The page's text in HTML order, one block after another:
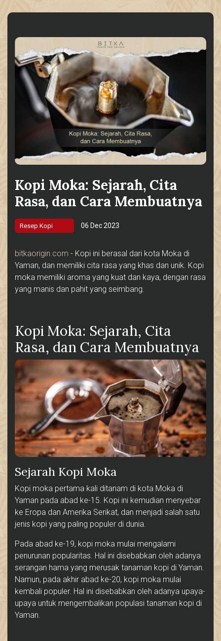
Kopi Moka: Sejarah, Cita
Rasa, dan Cara Membuatnya
Resep Kopi 06 Dec 2023
bitkaorigin.com - Kopi ini berasal dari kota Moka di
Yaman, dan memiliki cita rasa yang khas dan unik. Kopi
moka memiliki aroma yang kuat dan kaya, dengan rasa
yang manis dan pahit yang seimbang.
Kopi Moka: Sejarah, Cita
Rasa, dan Cara Membuatnya
Sejarah Kopi Moka
Kopi moka pertama kali ditanam di kota Moka di
Yaman pada abad ke-15. Kopi ini kemudian menyebar
ke Eropa dan Amerika Serikat, dan menjadi salah satu
jenis kopi yang paling populer di dunia.
Pada abad ke-19, kopi moka mulai mengalami
penurunan popularitas. Hal ini disebabkan oleh adanya
serangan hama yang merusak tanaman kopi di Yaman.
Namun, pada akhir abad ke-20, kopi moka mulai
kembali populer. Hal ini disebabkan oleh adanya upaya-
upaya untuk mengembalikan populasi tanaman kopi di
Yaman.